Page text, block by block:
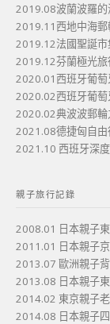
2019.08波蘭波羅的
2019.11西地中海郵
2019.12法國聖誕市
2019.12芬蘭極光旅
2020.01西班牙葡萄
2020.02西班牙葡萄
2020.02典波波郵輪
2021.08德捷匈自
2021.10 西班牙深
親子旅行記錄
2008.01 日本親子
2011.01 日本親子
2013.07 歐洲親子
2013.08 日本親子
2014.02 東京親子
2014.08 日本親子